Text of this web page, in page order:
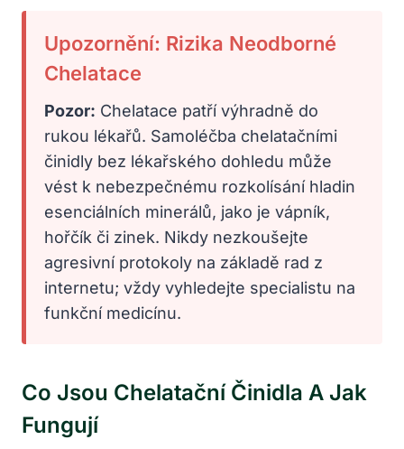
Upozornění: Rizika Neodborné
Chelatace
Pozor: Chelatace patří výhradně do
rukou lékařů. Samoléčba chelatačními
činidly bez lékařského dohledu může
vést k nebezpečnému rozkolísání hladin
esenciálních minerálů, jako je vápník,
hořčík či zinek. Nikdy nezkoušejte
agresivní protokoly na základě rad z
internetu; vždy vyhledejte specialistu na
funkční medicínu.
Co Jsou Chelatační Činidla A Jak
Fungují